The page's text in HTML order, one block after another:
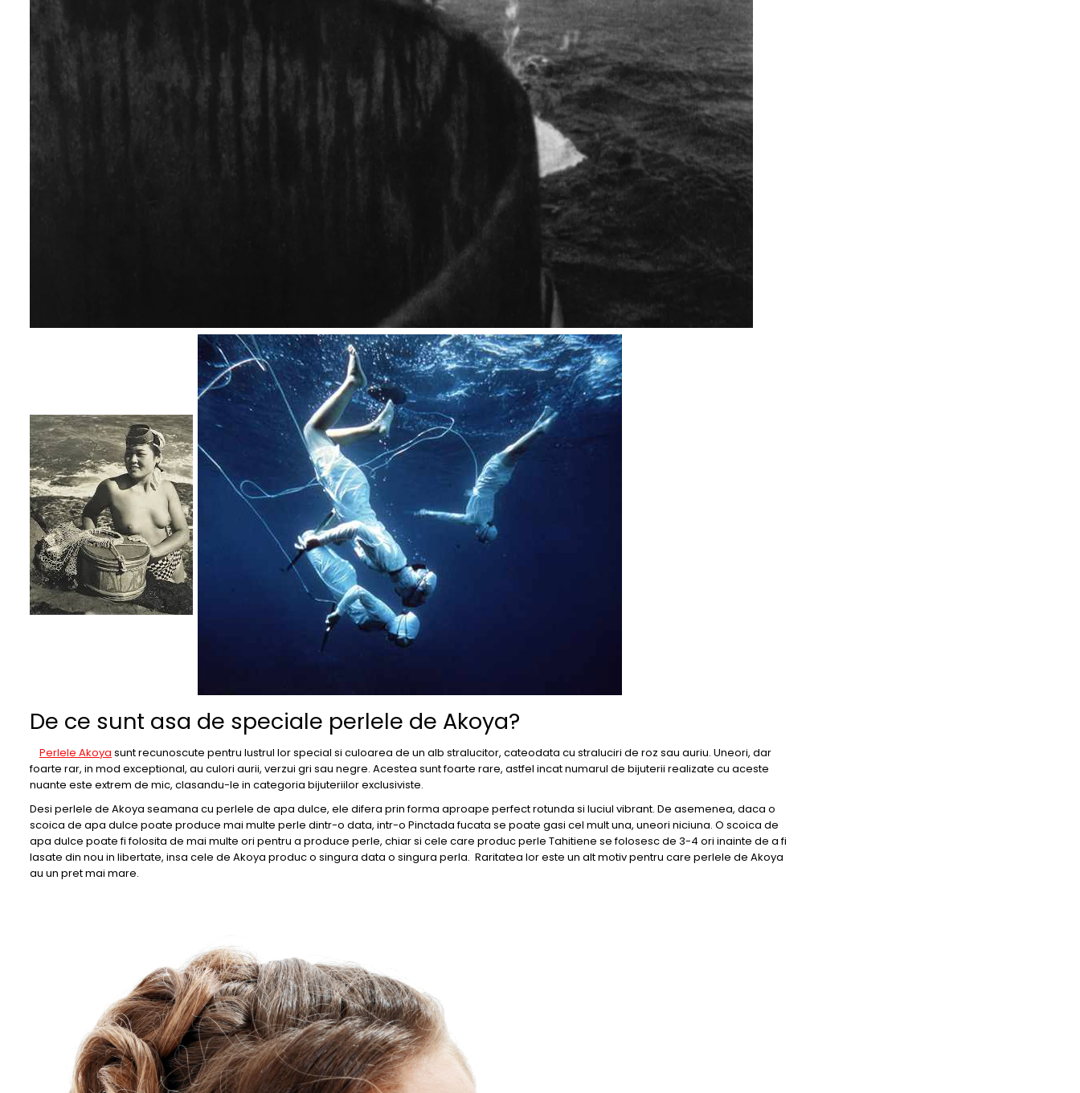
De ce sunt asa de speciale perlele de Akoya?
Perlele Akoya sunt recunoscute pentru lustrul lor special si culoarea de un alb stralucitor, cateodata cu straluciri de roz sau auriu. Uneori, dar
foarte rar, in mod exceptional, au culori aurii, verzui gri sau negre. Acestea sunt foarte rare, astfel incat numarul de bijuterii realizate cu aceste
nuante este extrem de mic, clasandu-le in categoria bijuteriilor exclusiviste.
Desi perlele de Akoya seamana cu perlele de apa dulce, ele difera prin forma aproape perfect rotunda si luciul vibrant. De asemenea, daca o
scoica de apa dulce poate produce mai multe perle dintr-o data, intr-o Pinctada fucata se poate gasi cel mult una, uneori niciuna. O scoica de
apa dulce poate fi folosita de mai multe ori pentru a produce perle, chiar si cele care produc perle Tahitiene se folosesc de 3-4 ori inainte de a fi
lasate din nou in libertate, insa cele de Akoya produc o singura data o singura perla. Raritatea lor este un alt motiv pentru care perlele de Akoya
au un pret mai mare.